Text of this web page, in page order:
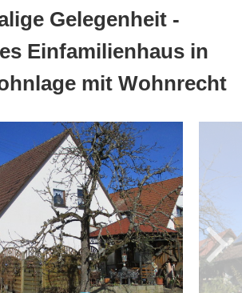
Gelegenheit -
Einfamilienhaus in
mit Wohnrecht